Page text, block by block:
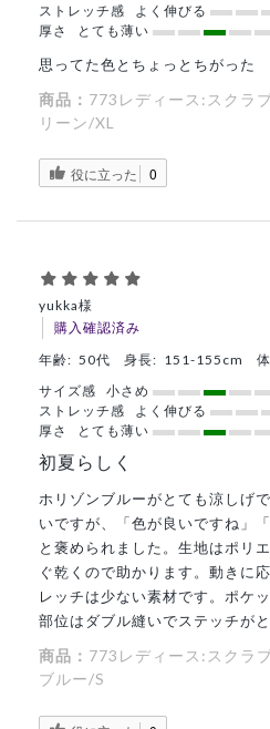
ストレッチ感
よく伸びる
厚さ
とても薄い
思ってた色とちょっとちがった
商品： 773レディース:スクラ
リーン/XL
役に立った 0
yukka様
購入確認済み
年齢: 50代 身長: 151-155cm
サイズ感
小さめ
ストレッチ感
よく伸びる
厚さ
とても薄い
初夏らしく
ホリゾンブルーがとても涼しげ
いですが、「色が良いですね」
と褒められました。生地はポリ
ぐ乾くので助かります。動きに
レッチは少ない素材です。ポケ
部位はダブル縫いでステッチがと
商品： 773レディース:スクラ
ブルー/S